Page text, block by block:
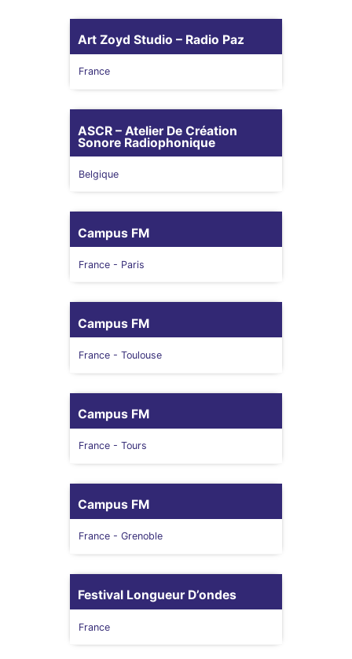
Art Zoyd Studio – Radio Paz
France
ASCR – Atelier De Création
Sonore Radiophonique
Belgique
Campus FM
France - Paris
Campus FM
France - Toulouse
Campus FM
France - Tours
Campus FM
France - Grenoble
Festival Longueur D’ondes
France